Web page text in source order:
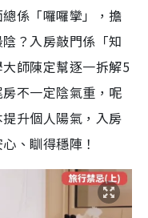
係「囉囉攣」，擔
？入房敲門係「知
師陳定幫逐一拆解5
不一定陰氣重，呢
升個人陽氣，入房
、瞓得穩陣！